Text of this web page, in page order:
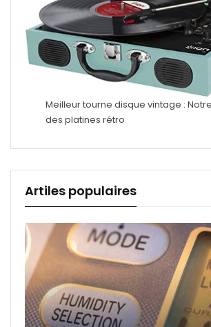
Meilleur tourne disque vintage :
des platines rétro
Artiles populaires